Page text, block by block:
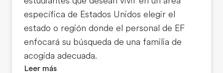
específica de Estados Unidos elegir el
estado o región donde el personal de EF
enfocará su búsqueda de una familia de
acogida adecuada.
Leer más